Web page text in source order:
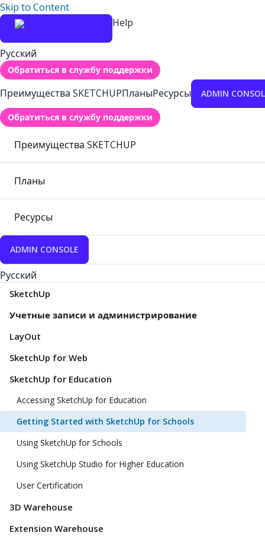
Skip to Content
Help
Русский
Обратиться в службу поддержки
Преимущества SKETCHUPПланыРесурсы ADMIN
Обратиться в службу поддержки
Преимущества SKETCHUP
Планы
Ресурсы
ADMIN CONSOLE
Русский
SketchUp
Учетные записи и администрирование
LayOut
SketchUp for Web
SketchUp for Education
Accessing SketchUp for Education
Getting Started with SketchUp for Schools
Using SketchUp for Schools
Using SketchUp Studio for Higher Education
User Certification
3D Warehouse
Extension Warehouse